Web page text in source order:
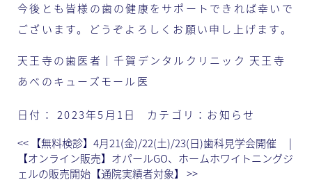
今後とも皆様の歯の健康をサポートできれば幸いで
ございます。どうぞよろしくお願い申し上げます。
天王寺の歯医者｜千賀デンタルクリニック 天王寺
あべのキューズモール医
日付： 2023年5月1日 カテゴリ： お知らせ
<< 【無料検診】4月21(金)/22(土)/23(日)歯科見学会開催
|
【オンライン販売】オパールGO、ホームホワイトニングジ
ェルの販売開始【通院実績者対象】 >>